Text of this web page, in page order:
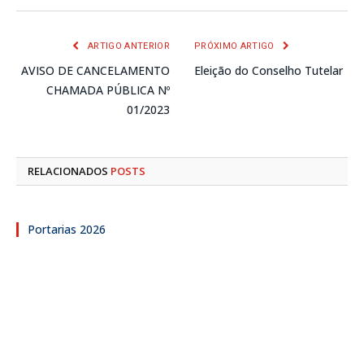
ARTIGO ANTERIOR
AVISO DE CANCELAMENTO
CHAMADA PÚBLICA Nº
01/2023
PRÓXIMO ARTIGO
Eleição do Conselho Tutelar
RELACIONADOS POSTS
Portarias 2026